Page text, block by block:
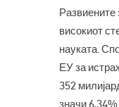
Развиените
високиот
науката.
ЕУ за
352
значи 6,34%